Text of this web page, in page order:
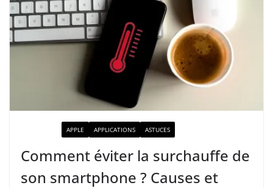
APPLE APPLICATIONS ASTUCES
Comment éviter la surchauffe de
son smartphone ? Causes et